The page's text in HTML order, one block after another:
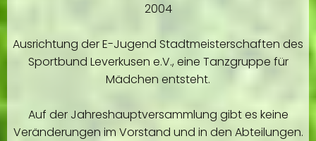
2004
Ausrichtung der E-Jugend Stadtmeisterschaften des
Sportbund Leverkusen e.V., eine Tanzgruppe für
Mädchen entsteht.
Auf der Jahreshauptversammlung gibt es keine
Veränderungen im Vorstand und in den Abteilungen.